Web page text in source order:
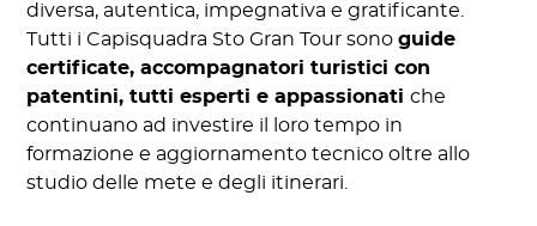
diversa, autentica, impegnativa e gratificante.
Tutti i Capisquadra Sto Gran Tour sonoguide
certificate, accompagnatori turistici con
patentini, tutti esperti e appassionatiche
continuano ad investire il loro tempo in
formazione e aggiornamento tecnico oltre allo
studio delle mete e degli itinerari.